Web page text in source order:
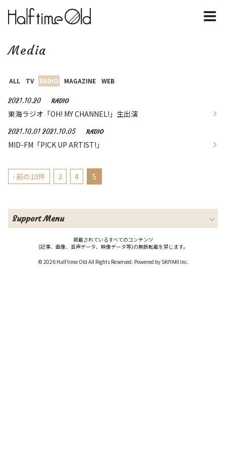
Media
ALL TV RADIO MAGAZINE WEB
2021.10.20 RADIO
東海ラジオ「OH! MY CHANNEL!」生出演
2021.10.01 2021.10.05 RADIO
MID-FM「PICK UP ARTIST!」
‹ 前の10件 3 4 5
Support Menu
掲載されているすべてのコンテンツ
(記事、画像、音声データ、映像データ等)の無断転載を禁じます。
© 2026 Half time Old All Rights Reserved. Powered by SKIYAKI Inc.